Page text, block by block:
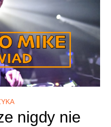
nigdy nie